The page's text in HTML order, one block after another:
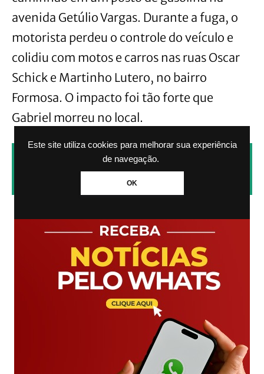
Este site utiliza cookies para melhorar sua experiência
de navegação.
OK
avenida Getúlio Vargas. Durante a fuga, o
motorista perdeu o controle do veículo e
colidiu com motos e carros nas ruas Oscar
Schick e Martinho Lutero, no bairro
Formosa. O impacto foi tão forte que
Gabriel morreu no local.
CLIQUE AQUI PARA RECEBER NOTÍCIAS
PELO WHATSAPP SEM PAGAR NADA.